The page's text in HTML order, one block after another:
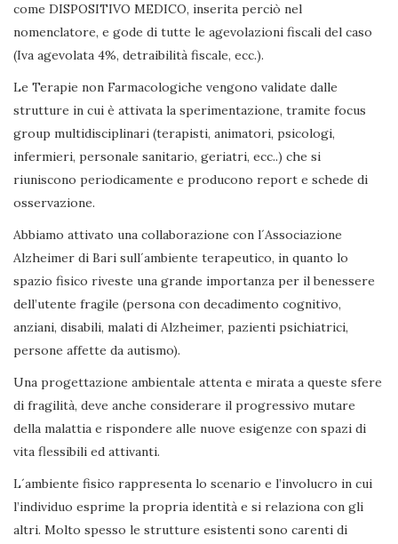
come DISPOSITIVO MEDICO, inserita perciò nel
nomenclatore, e gode di tutte le agevolazioni fiscali del caso
(Iva agevolata 4%, detraibilità fiscale, ecc.).
Le Terapie non Farmacologiche vengono validate dalle
strutture in cui è attivata la sperimentazione, tramite focus
group multidisciplinari (terapisti, animatori, psicologi,
infermieri, personale sanitario, geriatri, ecc..) che si
riuniscono periodicamente e producono report e schede di
osservazione.
Abbiamo attivato una collaborazione con l´Associazione
Alzheimer di Bari sull´ambiente terapeutico, in quanto lo
spazio fisico riveste una grande importanza per il benessere
dell’utente fragile (persona con decadimento cognitivo,
anziani, disabili, malati di Alzheimer, pazienti psichiatrici,
persone affette da autismo).
Una progettazione ambientale attenta e mirata a queste sfere
di fragilità, deve anche considerare il progressivo mutare
della malattia e rispondere alle nuove esigenze con spazi di
vita flessibili ed attivanti.
L´ambiente fisico rappresenta lo scenario e l’involucro in cui
l’individuo esprime la propria identità e si relaziona con gli
altri. Molto spesso le strutture esistenti sono carenti di